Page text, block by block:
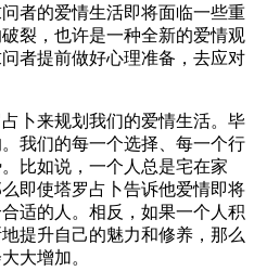
者的爱情生活即将面临一些重
裂，也许是一种全新的爱情观
者提前做好心理准备，去应对
卜来规划我们的爱情生活。毕
我们的每一个选择、每一个行
比如说，一个人总是宅在家
即使塔罗占卜告诉他爱情即将
适的人。相反，如果一个人积
提升自己的魅力和修养，那么
大增加。